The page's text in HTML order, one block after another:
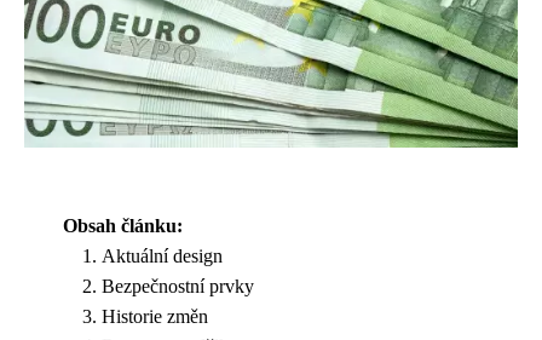
Obsah článku:
Aktuální design
Bezpečnostní prvky
Historie změn